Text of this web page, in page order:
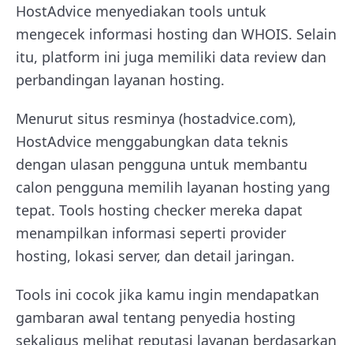
HostAdvice menyediakan tools untuk
mengecek informasi hosting dan WHOIS. Selain
itu, platform ini juga memiliki data review dan
perbandingan layanan hosting.
Menurut situs resminya (hostadvice.com),
HostAdvice menggabungkan data teknis
dengan ulasan pengguna untuk membantu
calon pengguna memilih layanan hosting yang
tepat. Tools hosting checker mereka dapat
menampilkan informasi seperti provider
hosting, lokasi server, dan detail jaringan.
Tools ini cocok jika kamu ingin mendapatkan
gambaran awal tentang penyedia hosting
sekaligus melihat reputasi layanan berdasarkan